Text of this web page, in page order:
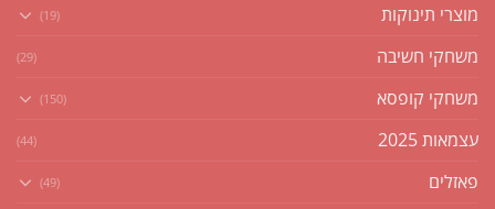
מוצרי תינוקות (19)
משחקי חשיבה (29)
משחקי קופסא (150)
עצמאות 2025 (44)
פאזלים (49)